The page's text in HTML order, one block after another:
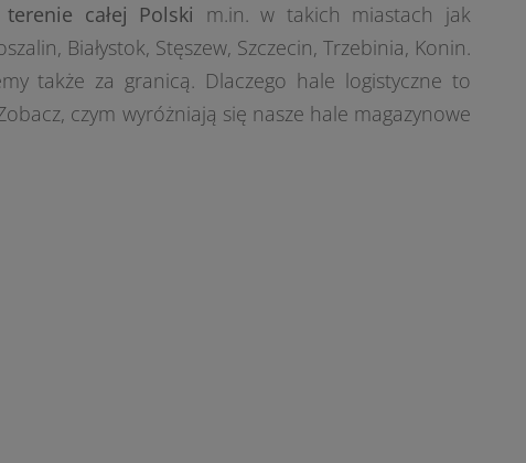
całej Polski m.in. w takich miastach jak
Białystok, Stęszew, Szczecin, Trzebinia, Konin.
także za granicą. Dlaczego hale logistyczne to
czym wyróżniają się nasze hale magazynowe